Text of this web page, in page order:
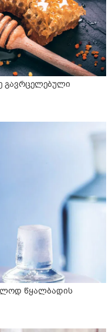
გავრცელებული
წყალბადის